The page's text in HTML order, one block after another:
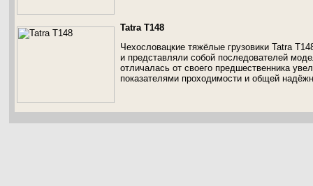
Tatra T148
Чехословацкие тяжёлые грузовики Tatra
и представляли собой последователей
отличалась от своего предшественника
показателями проходимости и общей